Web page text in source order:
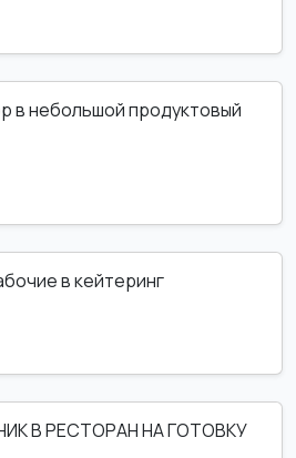
в небольшой продуктовый
в кейтеринг
В РЕСТОРАН НА ГОТОВКУ